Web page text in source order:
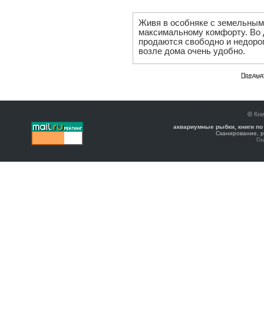
Живя в особняке с
максимальному комфорту.
продаются свободно и
возле дома очень удобно.
©
аквариумные рыбки, книги
Сканирование,